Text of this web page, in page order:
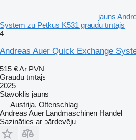
jauns
System zu Petkus K531 graudu tīrītājs
4
Andreas Auer Quick Exchange
515 €Ar PVN
Graudu tīrītājs
2025
Stāvoklis jauns
Austrija, Ottenschlag
Andreas Auer Landmaschinen Handel
Sazināties ar pārdevēju